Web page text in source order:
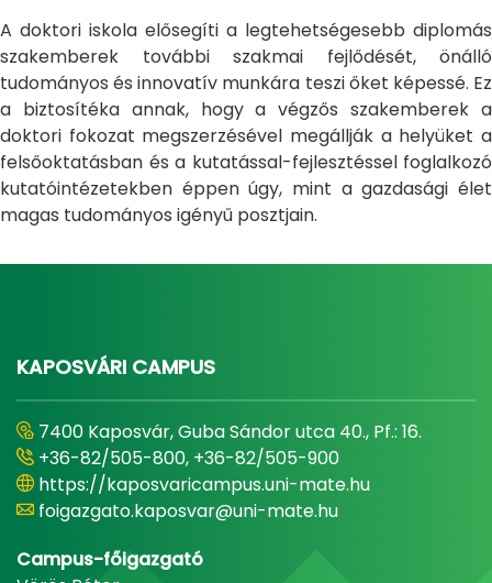
A doktori iskola elősegíti a legtehetségesebb diplomás
szakemberek további szakmai fejlődését, önálló
tudományos és innovatív munkára teszi őket képessé. Ez
a biztosítéka annak, hogy a végzős szakemberek a
doktori fokozat megszerzésével megállják a helyüket a
felsőoktatásban és a kutatással-fejlesztéssel foglalkozó
kutatóintézetekben éppen úgy, mint a gazdasági élet
magas tudományos igényű posztjain.
KAPOSVÁRI CAMPUS
7400 Kaposvár, Guba Sándor utca 40., Pf.: 16.
+36-82/505-800, +36-82/505-900
https://kaposvaricampus.uni-mate.hu
foigazgato.kaposvar@uni-mate.hu
Campus-főigazgató